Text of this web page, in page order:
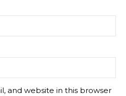
and website in this browser